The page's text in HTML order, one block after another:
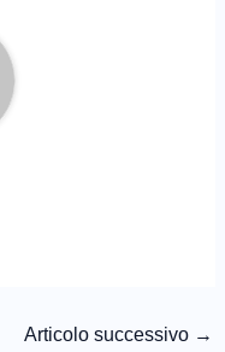
Articolo successivo →